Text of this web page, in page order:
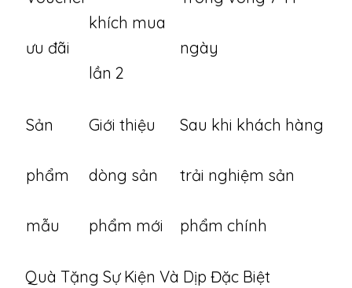
ưu đãi
khích mua
lần 2
ngày
Sản
phẩm
mẫu
Giới thiệu
dòng sản
phẩm mới
Sau khi khách hàng
trải nghiệm sản
phẩm chính
Quà Tặng Sự Kiện Và Dịp Đặc Biệt